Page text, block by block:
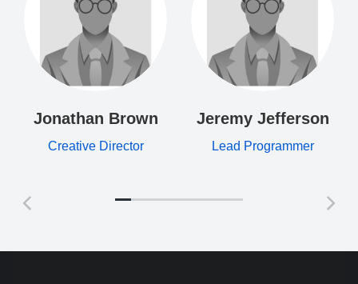
Jonathan Brown
Creative Director
Jeremy Jefferson
Lead Programmer